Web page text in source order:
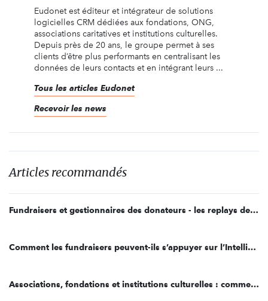
Eudonet est éditeur et intégrateur de solutions
logicielles CRM dédiées aux fondations, ONG,
associations caritatives et institutions culturelles.
Depuis près de 20 ans, le groupe permet à ses
clients d’être plus performants en centralisant les
données de leurs contacts et en intégrant leurs ...
Tous les articles Eudonet
Recevoir les news
Articles recommandés
Fundraisers et gestionnaires des donateurs - les replays des webinaires du second semestre 2023
Comment les fundraisers peuvent-ils s’appuyer sur l’Intelligence Artificielle pour augmenter leur collecte de dons ?
Associations, fondations et institutions culturelles : comment créer un happening efficace ?